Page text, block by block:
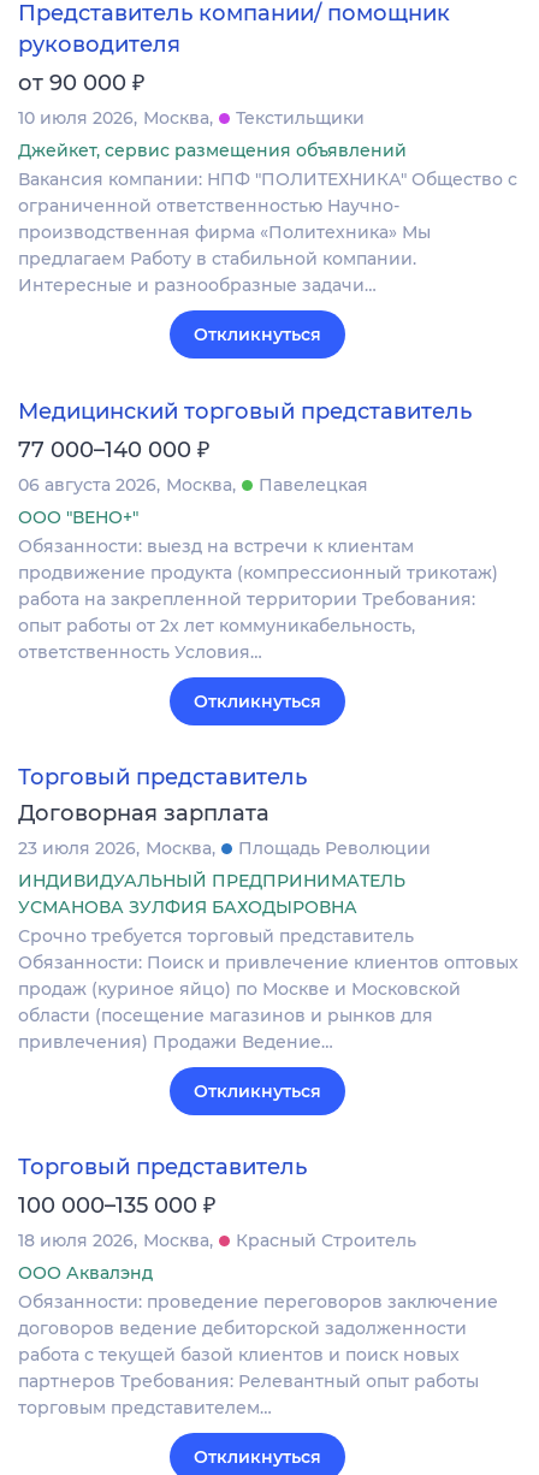
Представитель компании/ помощник
руководителя
от 90 000 ₽
10 июля 2026 Москва
Текстильщики
Джейкет, сервис размещения объявлений
Вакансия компании: НПФ "ПОЛИТЕХНИКА" Общество с
ограниченной ответственностью Научно-
производственная фирма «Политехника» Мы
предлагаем Работу в стабильной компании.
Интересные и разнообразные задачи…
Откликнуться
Медицинский торговый представитель
77 000–140 000 ₽
06 августа 2026 Москва
Павелецкая
ООО "ВЕНО+"
Обязанности: выезд на встречи к клиентам
продвижение продукта (компрессионный трикотаж)
работа на закрепленной территории Требования:
опыт работы от 2х лет коммуникабельность,
ответственность Условия…
Откликнуться
Торговый представитель
Договорная зарплата
23 июля 2026 Москва
Площадь Революции
ИНДИВИДУАЛЬНЫЙ ПРЕДПРИНИМАТЕЛЬ
УСМАНОВА ЗУЛФИЯ БАХОДЫРОВНА
Срочно требуется торговый представитель
Обязанности: Поиск и привлечение клиентов оптовых
продаж (куриное яйцо) по Москве и Московской
области (посещение магазинов и рынков для
привлечения) Продажи Ведение…
Откликнуться
Торговый представитель
100 000–135 000 ₽
18 июля 2026 Москва
Красный Строитель
ООО Аквалэнд
Обязанности: проведение переговоров заключение
договоров ведение дебиторской задолженности
работа с текущей базой клиентов и поиск новых
партнеров Требования: Релевантный опыт работы
торговым представителем…
Откликнуться